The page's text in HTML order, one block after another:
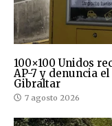
100×100 Unidos
AP-7 y denuncia
Gibraltar
7 agosto 2026